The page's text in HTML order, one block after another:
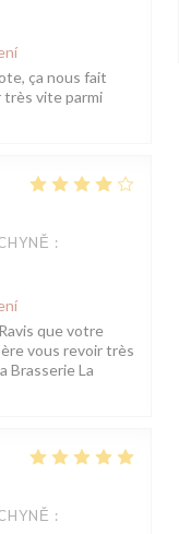
ça nous fait
très vite parmi
:
que votre
vous revoir très
Brasserie La
: